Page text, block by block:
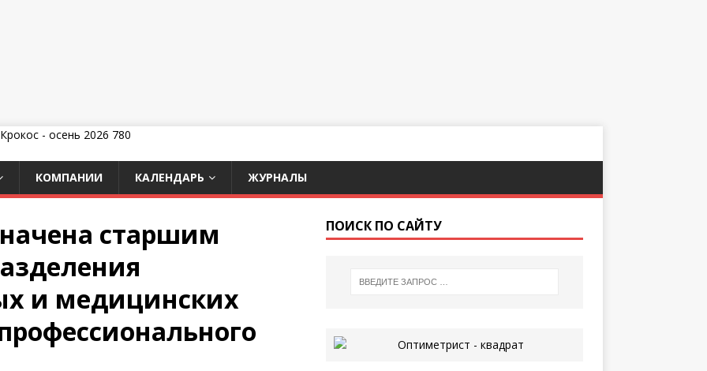
КОМПАНИИ КАЛЕНДАРЬ ЖУРНАЛЫ
старшим
и медицинских
ПОИСК ПО САЙТУ